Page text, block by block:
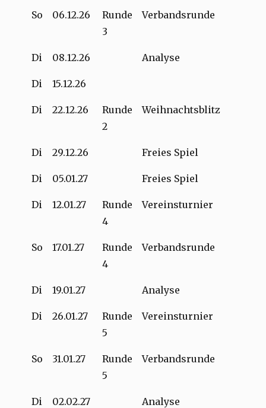
So 06.12.26
Runde
3
Verbandsrunde
Di 08.12.26 Analyse
Di 15.12.26
Di 22.12.26
Runde
2
Weihnachtsblitz
Di 29.12.26 Freies Spiel
Di 05.01.27 Freies Spiel
Di 12.01.27
Runde
4
Vereinsturnier
So 17.01.27
Runde
4
Verbandsrunde
Di 19.01.27 Analyse
Di 26.01.27
Runde
5
Vereinsturnier
So 31.01.27
Runde
5
Verbandsrunde
Di 02.02.27 Analyse